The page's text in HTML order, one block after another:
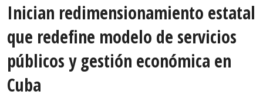
Inician redimensionamiento estatal
que redefine modelo de servicios
públicos y gestión económica en
Cuba